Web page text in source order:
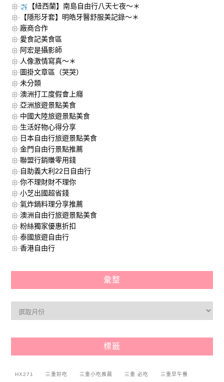
【紐西蘭】南島自由行八天七夜～＊
【隱形牙套】明皓牙醫舒服美記錄～＊
廠商合作
愛食記美食區
阿宏是攝影師
人像激情寫真～＊
圖掛文章區（哭哭）
未分類
澳洲打工度假會上癮
亞洲旅遊景點美食
中國大陸旅遊景點美食
生活好物心得分享
日本自由行旅遊景點美食
金門自由行景點推薦
聯盟行銷賺零用錢
自助義大利22日自由行
你不理財財不理你
小芝出國超省錢
氣炸鍋料理分享推薦
澳洲自由行旅遊景點美食
粉絲獨家優惠折扣
泰國旅遊自由行
香港自由行
彙整
標籤
HX271 三重好吃 三重小吃推薦 三重 必吃 三重早午餐